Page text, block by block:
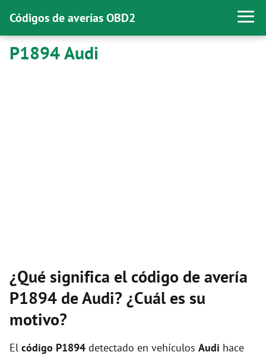
Códigos de averías OBD2
P1894 Audi
¿Qué significa el código de avería
P1894 de Audi? ¿Cuál es su
motivo?
El código P1894 detectado en vehículos Audi hace